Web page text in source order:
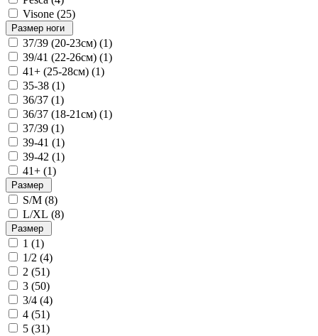
Visone (25)
Размер ноги
37/39 (20-23см) (1)
39/41 (22-26см) (1)
41+ (25-28см) (1)
35-38 (1)
36/37 (1)
36/37 (18-21см) (1)
37/39 (1)
39-41 (1)
39-42 (1)
41+ (1)
Размер
S/M (8)
L/XL (8)
Размер
1 (1)
1/2 (4)
2 (51)
3 (50)
3/4 (4)
4 (51)
5 (31)